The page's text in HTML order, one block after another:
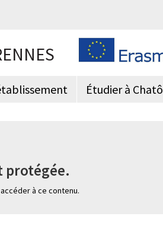
Étudier à Chatô
protégée.
à ce contenu.